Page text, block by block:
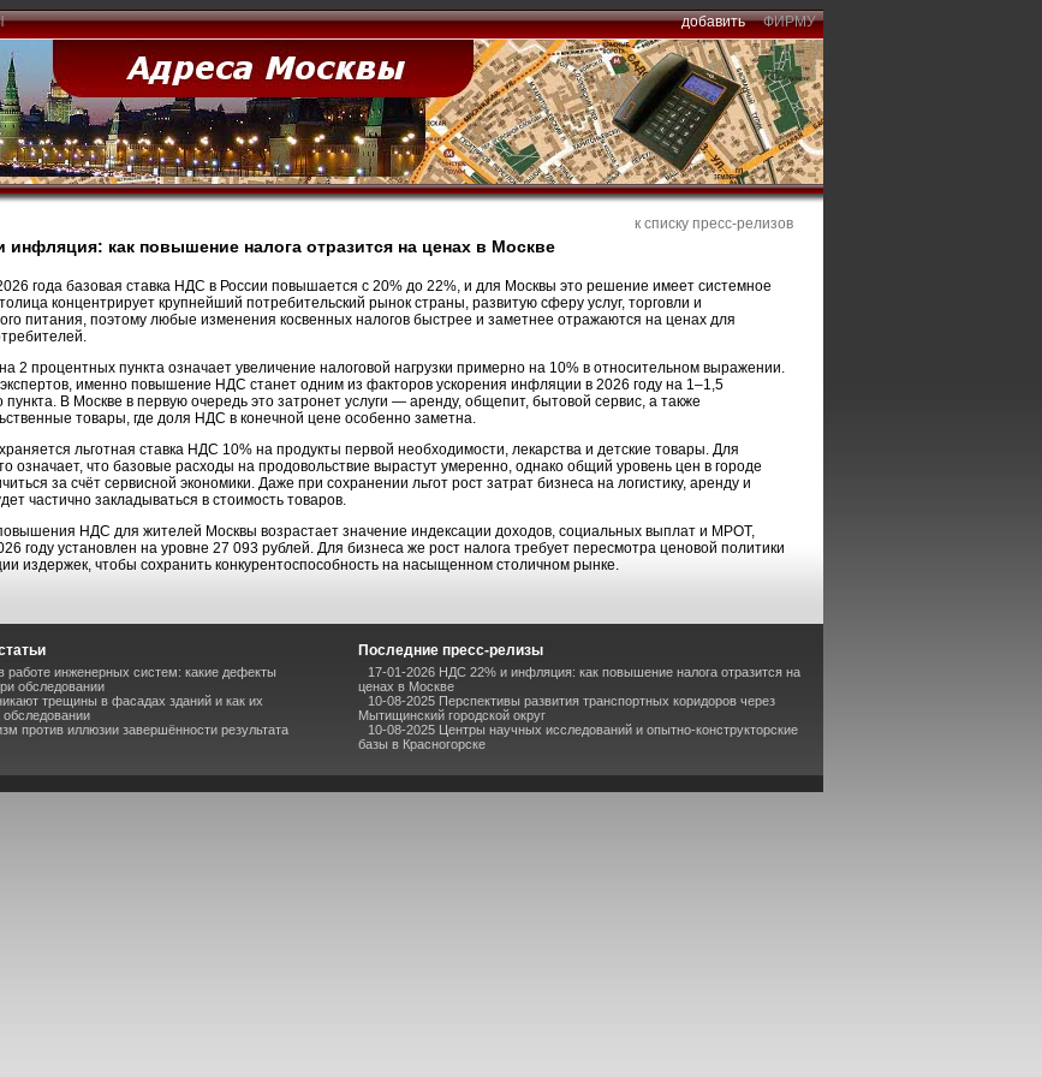
добавить ФИРМУ
к списку пресс-релизов
инфляция: как повышение налога отразится на ценах в Москве
года базовая ставка НДС в России повышается с 20% до 22%, и для Москвы это решение имеет системное
концентрирует крупнейший потребительский рынок страны, развитую сферу услуг, торговли и
питания, поэтому любые изменения косвенных налогов быстрее и заметнее отражаются на ценах для
на 2 процентных пункта означает увеличение налоговой нагрузки примерно на 10% в относительном выражении.
именно повышение НДС станет одним из факторов ускорения инфляции в 2026 году на 1–1,5
пункта. В Москве в первую очередь это затронет услуги — аренду, общепит, бытовой сервис, а также
товары, где доля НДС в конечной цене особенно заметна.
льготная ставка НДС 10% на продукты первой необходимости, лекарства и детские товары. Для
означает, что базовые расходы на продовольствие вырастут умеренно, однако общий уровень цен в городе
за счёт сервисной экономики. Даже при сохранении льгот рост затрат бизнеса на логистику, аренду и
частично закладываться в стоимость товаров.
НДС для жителей Москвы возрастает значение индексации доходов, социальных выплат и МРОТ,
году установлен на уровне 27 093 рублей. Для бизнеса же рост налога требует пересмотра ценовой политики
издержек, чтобы сохранить конкурентоспособность на насыщенном столичном рынке.
работе инженерных систем: какие дефекты
обследовании
трещины в фасадах зданий и как их
против иллюзии завершённости результата
Последние пресс-релизы
17-01-2026 НДС 22% и инфляция: как повышение налога отразится на
ценах в Москве
10-08-2025 Перспективы развития транспортных коридоров через
Мытищинский городской округ
10-08-2025 Центры научных исследований и опытно-конструкторские
базы в Красногорске